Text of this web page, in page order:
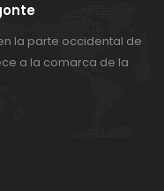
la parte occidental de
a la comarca de la